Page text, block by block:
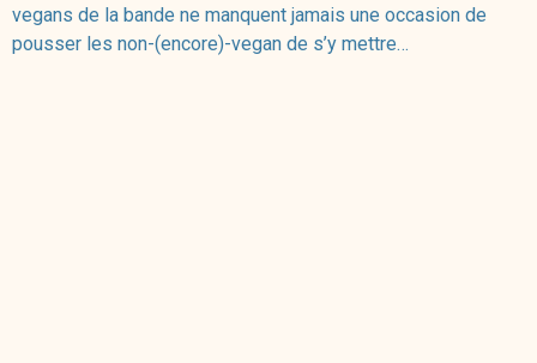
vegans de la bande ne manquent jamais une occasion de
pousser les non-(encore)-vegan de s’y mettre…